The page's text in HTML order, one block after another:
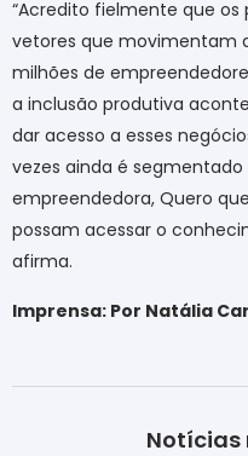
“Acredito fielmente que os
vetores que movimentam
milhões de
a inclusão produtiva
dar acesso a esses
vezes ainda é
empreendedora, Quero
possam acessar o
afirma.
Imprensa: Por Natália
Notícias